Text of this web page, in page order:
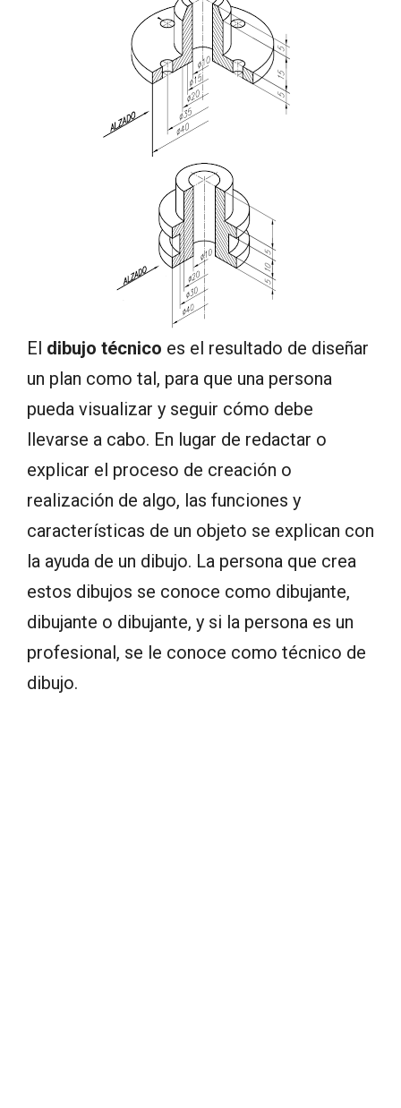
El dibujo técnico es el resultado de diseñar
un plan como tal, para que una persona
pueda visualizar y seguir cómo debe
llevarse a cabo. En lugar de redactar o
explicar el proceso de creación o
realización de algo, las funciones y
características de un objeto se explican con
la ayuda de un dibujo. La persona que crea
estos dibujos se conoce como dibujante,
dibujante o dibujante, y si la persona es un
profesional, se le conoce como técnico de
dibujo.